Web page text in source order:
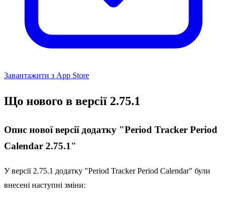
Завантажити з App Store
Що нового в версії 2.75.1
Опис нової версії додатку "Period Tracker Period
Calendar 2.75.1"
У версії 2.75.1 додатку "Period Tracker Period Calendar" були
внесені наступні зміни: